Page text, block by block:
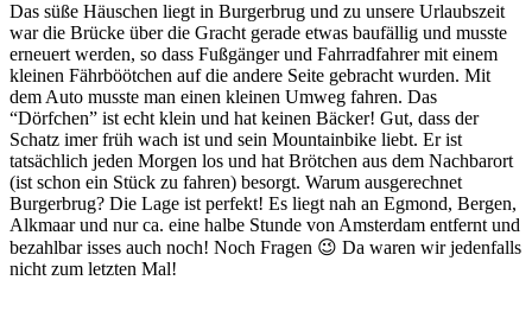
Das süße Häuschen liegt in Burgerbrug und zu unsere Urlaubszeit
war die Brücke über die Gracht gerade etwas baufällig und musste
erneuert werden, so dass Fußgänger und Fahrradfahrer mit einem
kleinen Fährböötchen auf die andere Seite gebracht wurden. Mit
dem Auto musste man einen kleinen Umweg fahren. Das
“Dörfchen” ist echt klein und hat keinen Bäcker! Gut, dass der
Schatz imer früh wach ist und sein Mountainbike liebt. Er ist
tatsächlich jeden Morgen los und hat Brötchen aus dem Nachbarort
(ist schon ein Stück zu fahren) besorgt. Warum ausgerechnet
Burgerbrug? Die Lage ist perfekt! Es liegt nah an Egmond, Bergen,
Alkmaar und nur ca. eine halbe Stunde von Amsterdam entfernt und
bezahlbar isses auch noch! Noch Fragen 😉 Da waren wir jedenfalls
nicht zum letzten Mal!